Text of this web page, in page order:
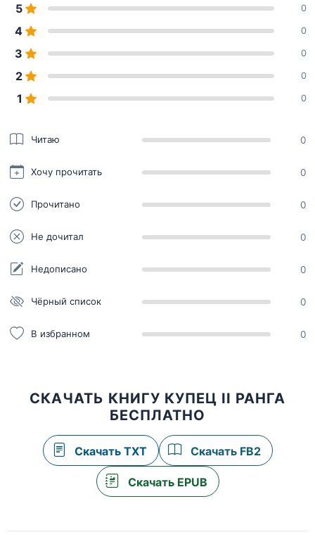
5 0
4 0
3 0
2 0
1 0
Читаю 0
Хочу прочитать 0
Прочитано 0
Не дочитал 0
Недописано 0
Чёрный список 0
В избранном 0
СКАЧАТЬ КНИГУ КУПЕЦ II РАНГА
БЕСПЛАТНО
Скачать TXT Скачать FB2
Скачать EPUB